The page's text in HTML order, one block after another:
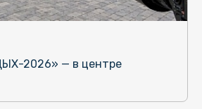
2026» — в центре